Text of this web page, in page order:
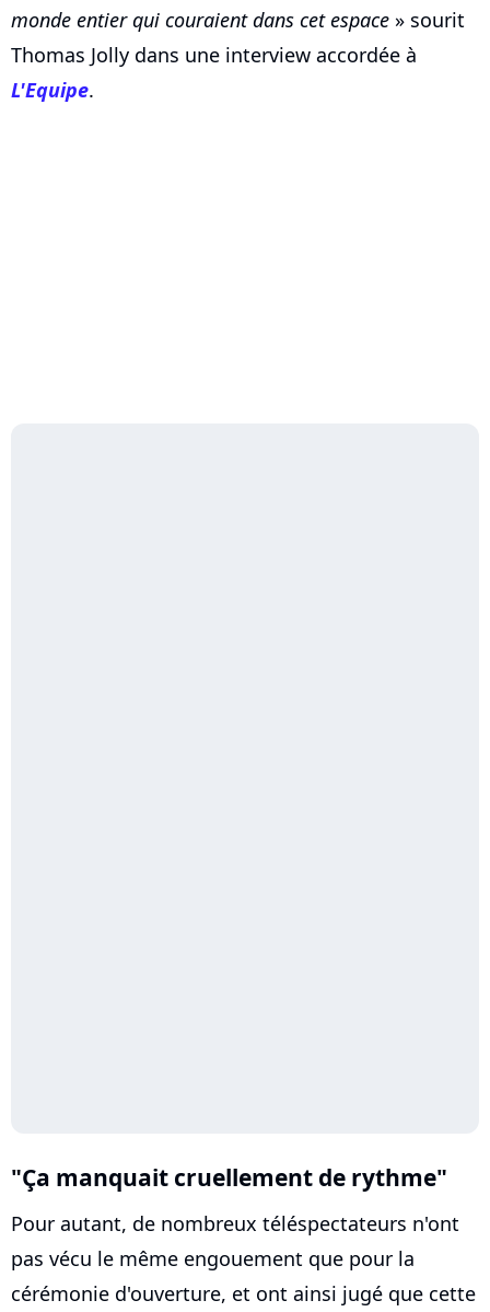
monde entier qui couraient dans cet espace » sourit
Thomas Jolly dans une interview accordée à
L'Equipe.
"Ça manquait cruellement de rythme"
Pour autant, de nombreux téléspectateurs n'ont
pas vécu le même engouement que pour la
cérémonie d'ouverture, et ont ainsi jugé que cette